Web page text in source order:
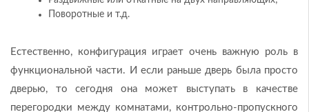
Поворотные и т.д.
Естественно, конфигурация играет очень важную роль в
функциональной части. И если раньше дверь была просто
дверью, то сегодня она может выступать в качестве
перегородки между комнатами, контрольно-пропускного